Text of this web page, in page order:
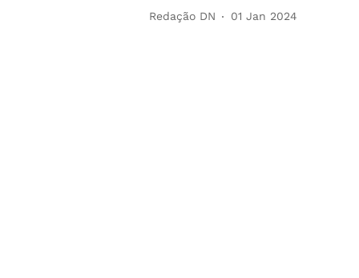
Redação DN 01 Jan 2024